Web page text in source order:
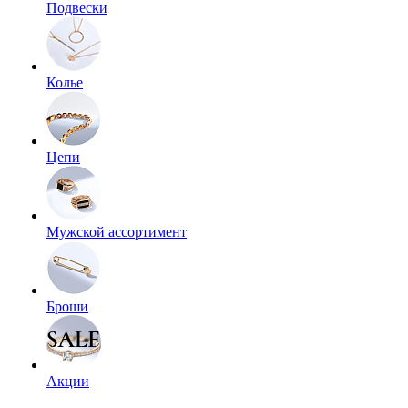
Подвески
Колье
Цепи
Мужской ассортимент
Броши
Акции